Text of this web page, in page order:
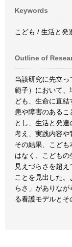
Keywords
こども / 生活と発
Outline of
当該研究に先立っ
範子）において、
ども、生命に直
患や障害のある
とし、生活と発
考え、実践内容や
その結果、こど
はなく、こども
見えづらさを超
ことを見出した
らさ」がありな
る看護モデルとそ